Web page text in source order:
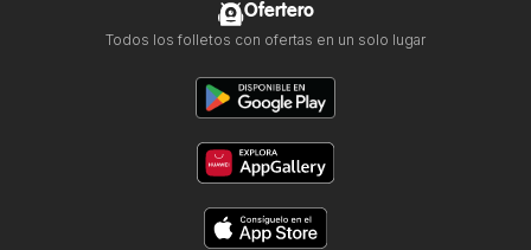
Ofertero
Todos los folletos con ofertas en un solo lugar